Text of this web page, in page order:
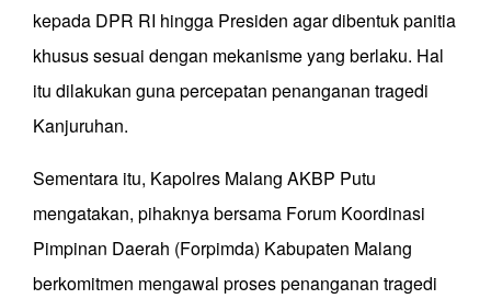
kepada DPR RI hingga Presiden agar dibentuk panitia
khusus sesuai dengan mekanisme yang berlaku. Hal
itu dilakukan guna percepatan penanganan tragedi
Kanjuruhan.
Sementara itu, Kapolres Malang AKBP Putu
mengatakan, pihaknya bersama Forum Koordinasi
Pimpinan Daerah (Forpimda) Kabupaten Malang
berkomitmen mengawal proses penanganan tragedi